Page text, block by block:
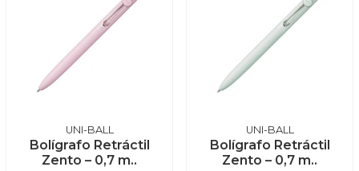
UNI-BALL
Bolígrafo Retráctil
Zento – 0,7 m..
UNI-BALL
Bolígrafo Retráctil
Zento – 0,7 m..